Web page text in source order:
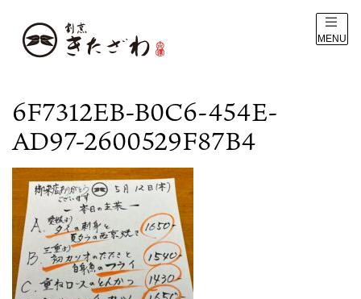
MENU
6F7312EB-B0C6-454E-
AD97-2600529F87B4